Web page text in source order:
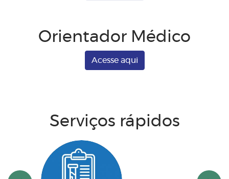
Orientador Médico
Acesse aqui
Serviços rápidos